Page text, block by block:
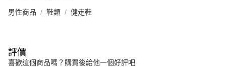
男性商品 鞋類 健走鞋
評價
喜歡這個商品嗎？購買後給他一個好評吧